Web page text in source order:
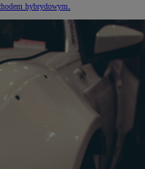
hybrydowym.